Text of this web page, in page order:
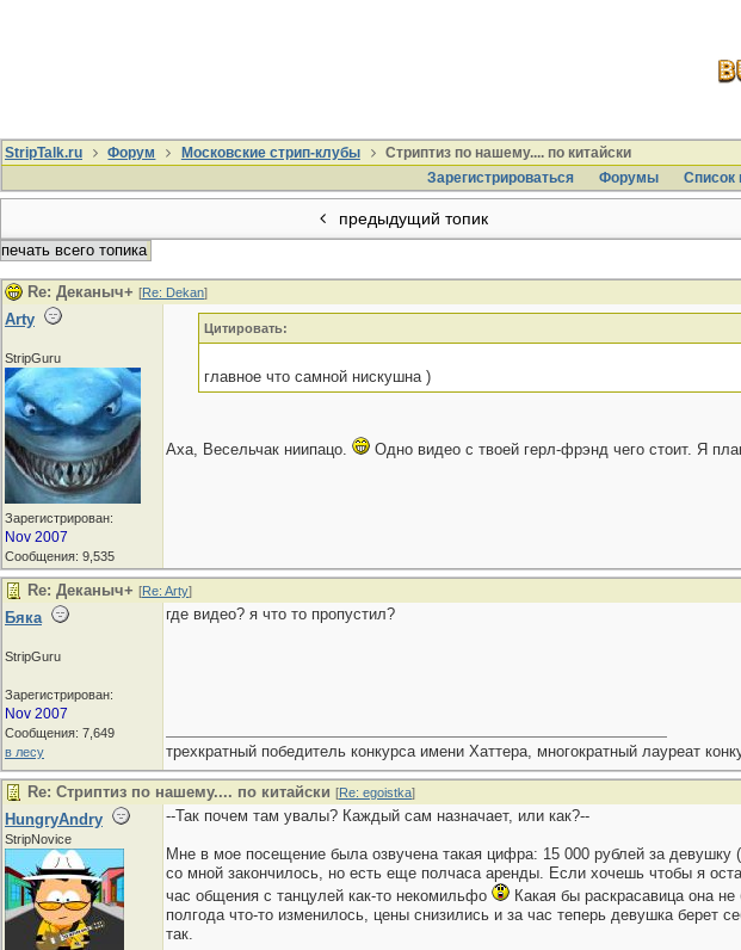
StripTalk.ru Форум Московские стрип-клубы
Стриптиз по нашему.... по китайски
Зарегистрироваться
Форумы Список
предыдущий топик
печать всего топика
Re: Деканыч+ [Re: Dekan]
Arty
StripGuru
Зарегистрирован:
Nov 2007
Сообщения: 9,535
Цитировать:
главное что самной нискушна )
Аха, Весельчак ниипацо. Одно видео с твоей герл-фрэнд чего стоит. Я
Re: Деканыч+ [Re: Arty]
Бяка
StripGuru
Зарегистрирован:
Nov 2007
Сообщения: 7,649
в лесу
где видео? я что то пропустил?
трехкратный победитель конкурса имени Хаттера, многократный лауреат
Re: Стриптиз по нашему.... по китайски [Re: egoistka]
HungryAndry
StripNovice
--Так почем там увалы? Каждый сам назначает, или как?--
Мне в мое посещение была озвучена такая цифра: 15 000 рублей за девушку
со мной закончилось, но есть еще полчаса аренды. Если хочешь чтобы я
час общения с танцулей как-то некомильфо
Какая бы раскрасавица она
полгода что-то изменилось, цены снизились и за час теперь девушка берет
так.